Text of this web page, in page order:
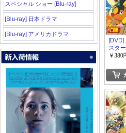
スペシャル ショー [Blu-ray]
[Blu-ray] 日本ドラマ
[Blu-ray] アメリカドラマ
[DVD]
スタ
シュ
トー
￥380